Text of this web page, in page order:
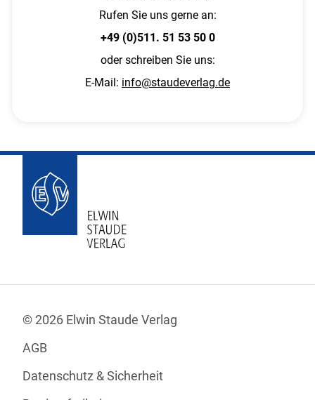
Rufen Sie uns gerne an:
+49 (0)511. 51 53 50 0
oder schreiben Sie uns:
E-Mail: info@staudeverlag.de
© 2026 Elwin Staude Verlag
AGB
Datenschutz & Sicherheit